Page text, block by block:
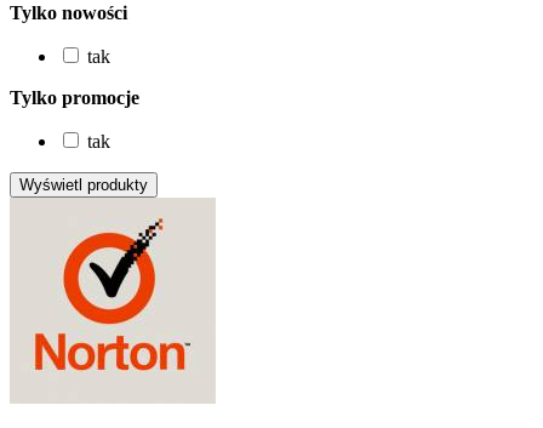
Tylko nowości
tak
Tylko promocje
tak